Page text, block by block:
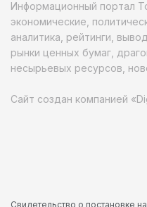
Информационный портал
экономические,
аналитика, рейтинги,
рынки ценных бумаг,
несырьевых ресурсов,
Сайт создан компанией
Свидетельство о постановке